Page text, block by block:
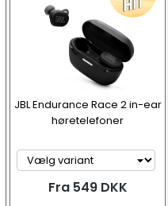
JBL Endurance Race 2 in-ear
høretelefoner
Fra 549 DKK